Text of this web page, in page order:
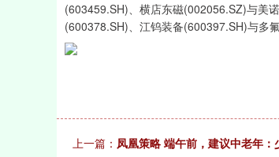
(603459.SH)、横店东磁(002056.SZ)与美
(600378.SH)、江钨装备(600397.SH)与多
上一篇： 凤凰策略 端午前，建议中老年